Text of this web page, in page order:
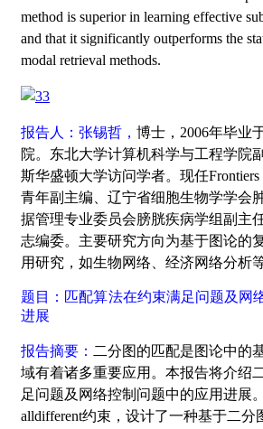
method is superior in learning effective
and that it significantly outperforms the
modal retrieval methods.
报告人：张锡哲， 博士，2006年毕业
院。东北大学计算机科学与工程学院
斯华盛顿大学访问学者。现任Frontiers
青年副主编、辽宁省细胞生物学学会
据管理专业委员会膀胱疾病学组副主
志编委。主要研究方向为基于图论的
用研究，如生物网络、经济网络分析等
题目：匹配算法在约束满足问题及网
进展
报告摘要： 二分图的匹配是图论中的
域有着诸多重要应用。本报告将介绍
足问题及网络控制问题中的应用进展
alldifferent约束，设计了一种基于二分